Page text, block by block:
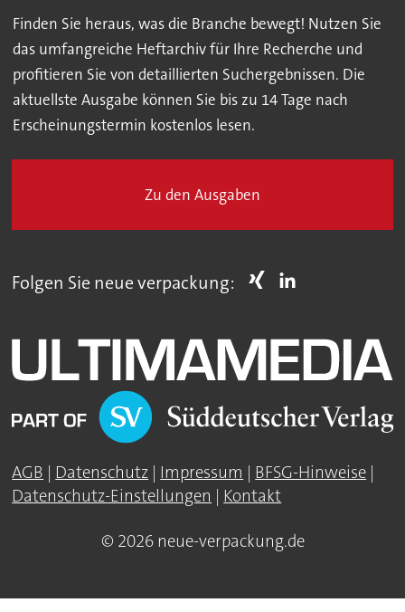
Finden Sie heraus, was die Branche bewegt! Nutzen Sie
das umfangreiche Heftarchiv für Ihre Recherche und
profitieren Sie von detaillierten Suchergebnissen. Die
aktuellste Ausgabe können Sie bis zu 14 Tage nach
Erscheinungstermin kostenlos lesen.
Zu den Ausgaben
Folgen Sie neue verpackung:
AGB | Datenschutz | Impressum | BFSG-Hinweise |
Datenschutz-Einstellungen | Kontakt
© 2026 neue-verpackung.de